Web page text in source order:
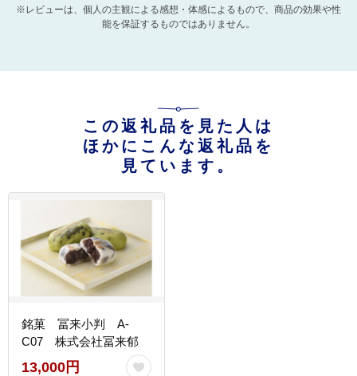
※レビューは、個人の主観による感想・体感によるもので、商品の効果や性
能を保証するものではありません。
この返礼品を見た人は
ほかにこんな返礼品を
見ています。
銘菓 冨来小判 A-
C07 株式会社冨来郁
13,000円